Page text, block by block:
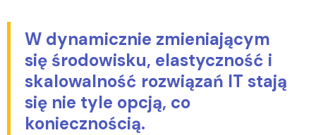
W dynamicznie zmieniającym
się środowisku, elastyczność i
skalowalność rozwiązań IT stają
się nie tyle opcją, co
koniecznością.